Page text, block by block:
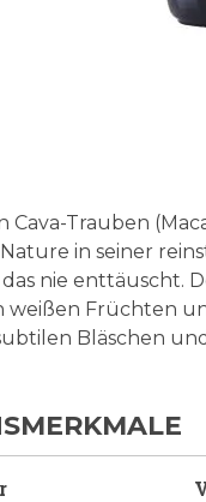
Cava-Trauben
in seiner
nie enttäuscht.
weißen Früchten
Bläschen